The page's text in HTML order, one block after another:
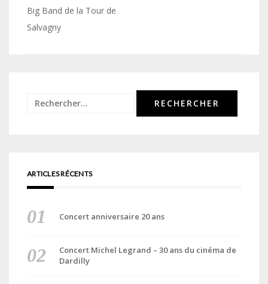
Navigation
de
Big Band de la Tour de
Salvagny
Rechercher :
ARTICLES RÉCENTS
Concert anniversaire 20 ans
Concert Michel Legrand – 30 ans du cinéma de
Dardilly